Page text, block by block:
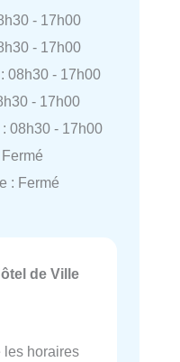
- 17h00
- 17h00
08h30 - 17h00
- 17h00
08h30 - 17h00
: Fermé
de Ville
les horaires